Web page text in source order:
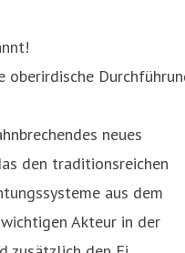
neues
den traditionsreichen
aus dem
Akteur in der